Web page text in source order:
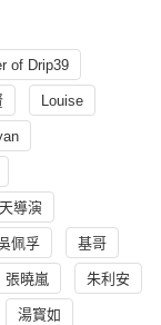
of Drip39
Louise
導演
佩孚 基哥
張曉嵐 朱利安
湯寳如